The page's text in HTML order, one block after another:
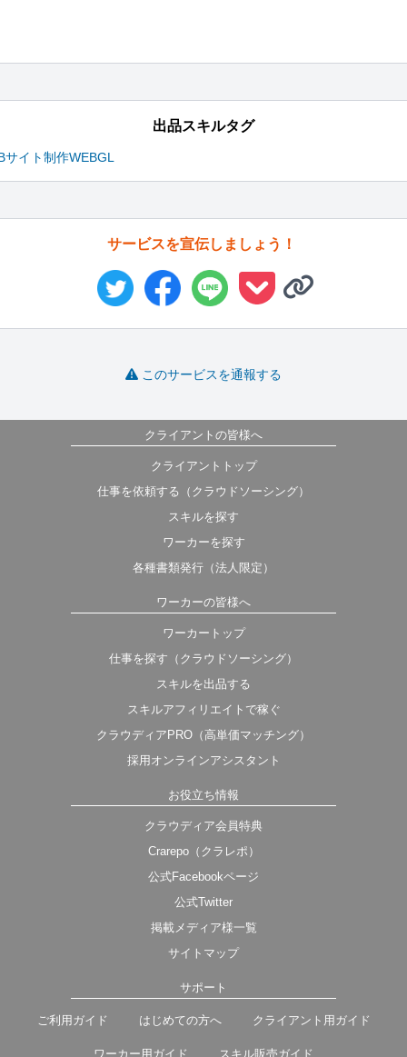
出品スキルタグ
サイト制作WEBGL
サービスを宣伝しましょう！
このサービスを通報する
クライアントの皆様へ
クライアントトップ
仕事を依頼する（クラウドソーシング）
スキルを探す
ワーカーを探す
各種書類発行（法人限定）
ワーカーの皆様へ
ワーカートップ
仕事を探す（クラウドソーシング）
スキルを出品する
スキルアフィリエイトで稼ぐ
クラウディアPRO（高単価マッチング）
採用オンラインアシスタント
お役立ち情報
クラウディア会員特典
Crarepo（クラレポ）
公式Facebookページ
公式Twitter
掲載メディア様一覧
サイトマップ
サポート
ご利用ガイド はじめての方へ クライアント用ガイド
ワーカー用ガイド スキル販売ガイド